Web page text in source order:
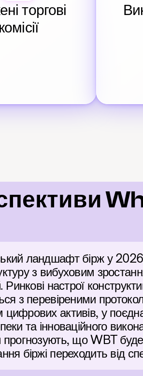
торгові
комісії
ландшафт бірж у 2026
з вибуховим
Ринкові настрої
з перевіреними
активів, у
та інноваційного
прогнозують, що WBT буде
біржі переходить від